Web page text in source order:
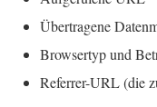
Übertragene
Browsertyp und
Referrer-URL (die